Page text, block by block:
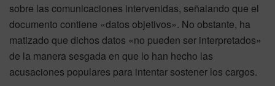
sobre las comunicaciones intervenidas, señalando que el
documento contiene «datos objetivos». No obstante, ha
matizado que dichos datos «no pueden ser interpretados»
de la manera sesgada en que lo han hecho las
acusaciones populares para intentar sostener los cargos.